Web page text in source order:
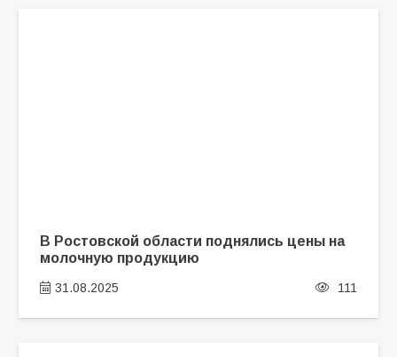
В Ростовской области поднялись цены на
молочную продукцию
31.08.2025 111